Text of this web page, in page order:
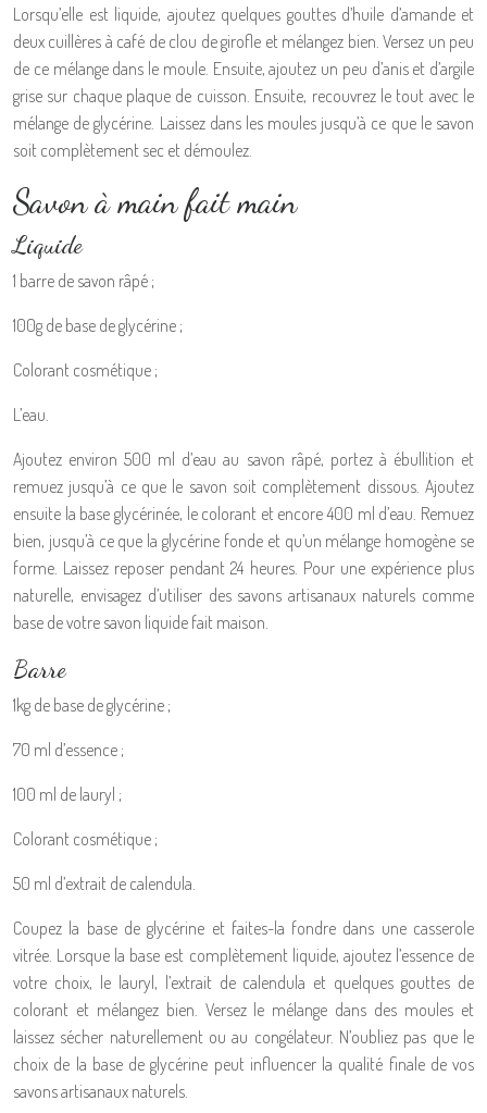
Lorsqu’elle est liquide, ajoutez quelques gouttes d’huile d’amande et
deux cuillères à café de clou de girofle et mélangez bien. Versez un peu
de ce mélange dans le moule. Ensuite, ajoutez un peu d’anis et d’argile
grise sur chaque plaque de cuisson. Ensuite, recouvrez le tout avec le
mélange de glycérine. Laissez dans les moules jusqu’à ce que le savon
soit complètement sec et démoulez.
Savon à main fait main
Liquide
1 barre de savon râpé ;
100g de base de glycérine ;
Colorant cosmétique ;
L’eau.
Ajoutez environ 500 ml d’eau au savon râpé, portez à ébullition et
remuez jusqu’à ce que le savon soit complètement dissous. Ajoutez
ensuite la base glycérinée, le colorant et encore 400 ml d’eau. Remuez
bien, jusqu’à ce que la glycérine fonde et qu’un mélange homogène se
forme. Laissez reposer pendant 24 heures. Pour une expérience plus
naturelle, envisagez d’utiliser des savons artisanaux naturels comme
base de votre savon liquide fait maison.
Barre
1kg de base de glycérine ;
70 ml d’essence ;
100 ml de lauryl ;
Colorant cosmétique ;
50 ml d’extrait de calendula.
Coupez la base de glycérine et faites-la fondre dans une casserole
vitrée. Lorsque la base est complètement liquide, ajoutez l’essence de
votre choix, le lauryl, l’extrait de calendula et quelques gouttes de
colorant et mélangez bien. Versez le mélange dans des moules et
laissez sécher naturellement ou au congélateur. N’oubliez pas que le
choix de la base de glycérine peut influencer la qualité finale de vos
savons artisanaux naturels.